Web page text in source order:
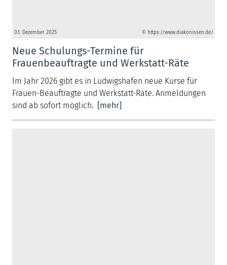
03. Dezember 2025 © https://www.diakonissen.de/
Neue Schulungs-Termine für
Frauenbeauftragte und Werkstatt-Räte
Im Jahr 2026 gibt es in Ludwigshafen neue Kurse für
Frauen-Beauftragte und Werkstatt-Räte. Anmeldungen
sind ab sofort möglich. [mehr]